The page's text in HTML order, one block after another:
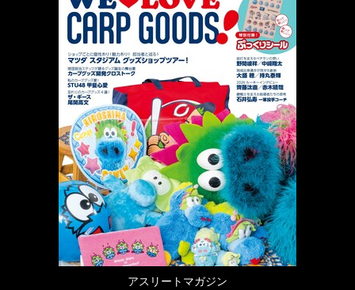
アスリートマガジン